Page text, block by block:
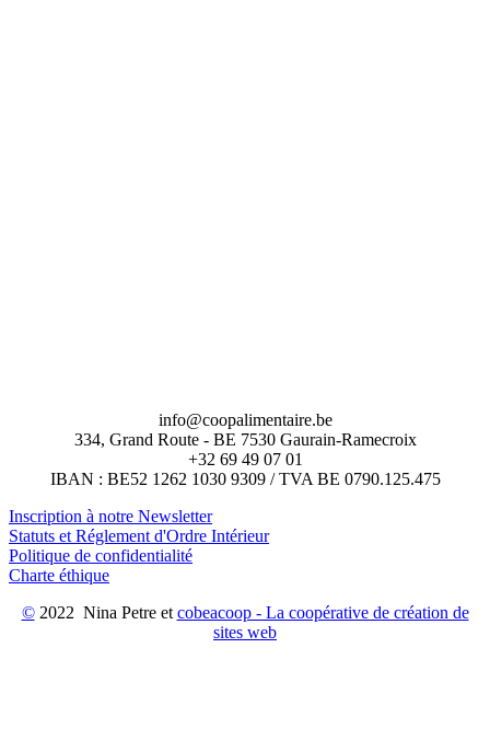
info@coopalimentaire.be
334, Grand Route - BE 7530 Gaurain-Ramecroix
+32 69 49 07 01
IBAN : BE52 1262 1030 9309 / TVA BE 0790.125.475
Inscription à notre Newsletter
Statuts et Réglement d'Ordre Intérieur
Politique de confidentialité
Charte éthique
©2022 Nina Petre et cobeacoop - La coopérative de création de
sites web